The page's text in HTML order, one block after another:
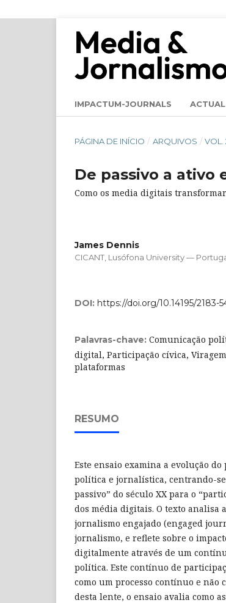
IMPACTUM-JOURNALS ACTUAL
PÁGINA DE INÍCIO / ARQUIVOS / VOL.
De passivo a ativo
Como os media digitais
James Dennis
CICANT, Lusófona University —
DOI: https://doi.org/10.14195/2183-
Palavras-chave: Comunicação
digital, Participação cívica,
plataformas
RESUMO
Este ensaio examina a evolução
política e jornalística, centrando-
passivo” do século XX para o
dos média digitais. O texto analisa
jornalismo engajado (engaged
jornalismo, e reflete sobre o
digitalmente através de um
política. Este contínuo de
como um processo contínuo e não
desta lente, o ensaio avalia como